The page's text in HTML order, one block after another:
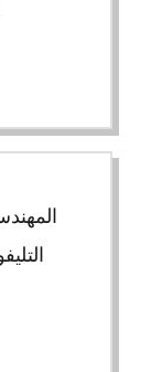
المهندسين 30 ش